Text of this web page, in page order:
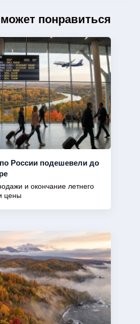
понравиться
России подешевели до
и окончание летнего
цены